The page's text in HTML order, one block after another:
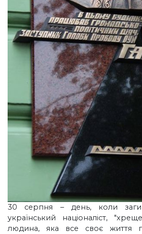
30 серпня – день, коли
український націоналіст,
людина, яка все своє життя